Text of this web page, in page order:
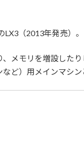
（2013年発売）。
、メモリを増設した
ど）用メインマシン